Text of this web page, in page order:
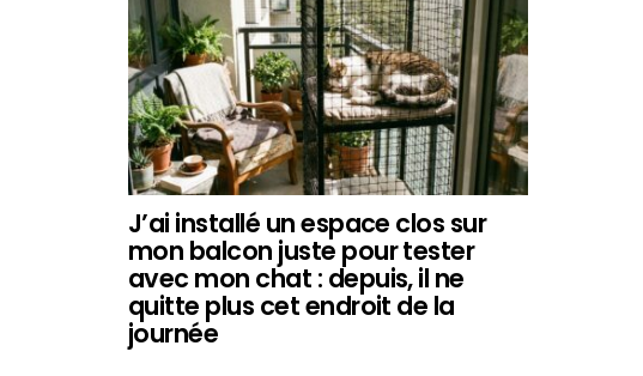
J’ai installé un espace clos sur
mon balcon juste pour tester
avec mon chat : depuis, il ne
quitte plus cet endroit de la
journée